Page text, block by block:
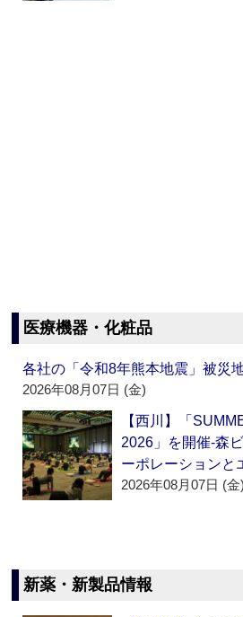
医療機器・化粧品
各社の「令和8年熊本地震」被災
2026年08月07日 (金)
【西川】「
2026」を開催‐森
ーポレーションと
2026年08月07日 (金)
新薬・新製品情報